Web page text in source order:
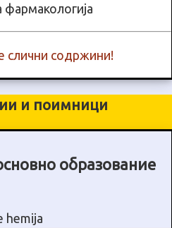
слични содржини!
и поимници
образование